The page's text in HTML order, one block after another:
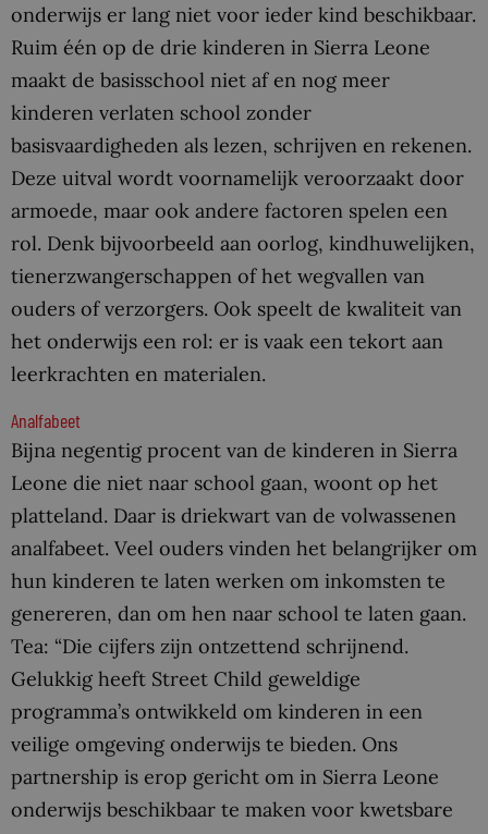
onderwijs er lang niet voor ieder kind beschikbaar.
Ruim één op de drie kinderen in Sierra Leone
maakt de basisschool niet af en nog meer
kinderen verlaten school zonder
basisvaardigheden als lezen, schrijven en rekenen.
Deze uitval wordt voornamelijk veroorzaakt door
armoede, maar ook andere factoren spelen een
rol. Denk bijvoorbeeld aan oorlog, kindhuwelijken,
tienerzwangerschappen of het wegvallen van
ouders of verzorgers. Ook speelt de kwaliteit van
het onderwijs een rol: er is vaak een tekort aan
leerkrachten en materialen.
Analfabeet
Bijna negentig procent van de kinderen in Sierra
Leone die niet naar school gaan, woont op het
platteland. Daar is driekwart van de volwassenen
analfabeet. Veel ouders vinden het belangrijker om
hun kinderen te laten werken om inkomsten te
genereren, dan om hen naar school te laten gaan.
Tea: “Die cijfers zijn ontzettend schrijnend.
Gelukkig heeft Street Child geweldige
programma’s ontwikkeld om kinderen in een
veilige omgeving onderwijs te bieden. Ons
partnership is erop gericht om in Sierra Leone
onderwijs beschikbaar te maken voor kwetsbare